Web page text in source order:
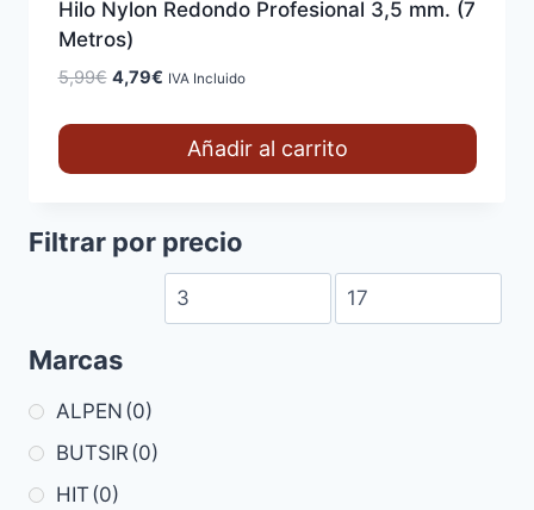
Hilo Nylon Redondo Profesional 3,5 mm. (7
Metros)
5,99€ El
original
4,79€El
actual
IVA Incluido
Añadir al carrito
Filtrar por precio
Marcas
ALPEN (0)
BUTSIR (0)
HIT (0)